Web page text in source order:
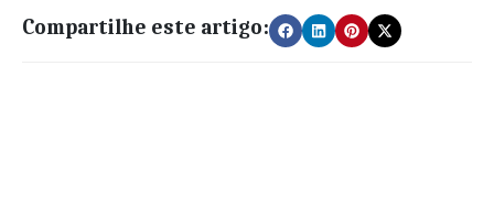
Compartilhe este artigo: